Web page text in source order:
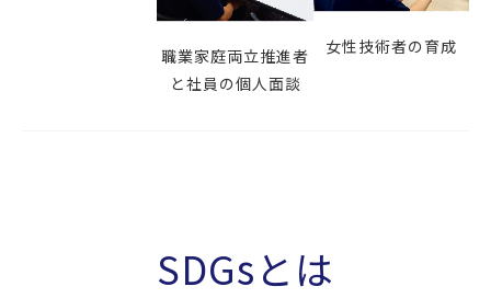
職業家庭両立推進者
と社員の個人面談
女性技術者の育成
SDGsとは